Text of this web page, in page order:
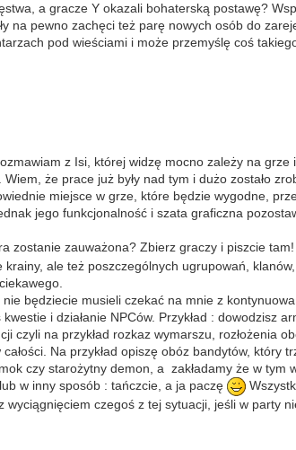
a gracze Y okazali bohaterską postawę?
na pewno zachęci też parę nowych osób do
pod wieściami i może przemyślę coś
z Isi, której widzę mocno zależy na
że prace już były nad tym i dużo zostało
miejsce w grze, które będzie wygodne,
jego funkcjonalność i szata graficzna
zostanie zauważona? Zbierz graczy i piszcie
ale też poszczególnych ugrupowań,
będziecie musieli czekać na mnie z
i działanie NPCów. Przykład : dowodzisz
na przykład rozkaz wymarszu, rozłożenia
Na przykład opiszę obóz bandytów, który
czy starożytny demon, a zakładamy że w
w inny sposób : tańczcie, a ja paczę
czegoś z tej sytuacji, jeśli w party